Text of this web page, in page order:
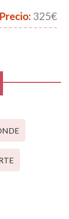
Precio: 325€